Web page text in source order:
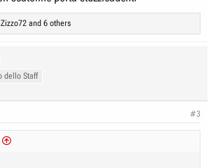
Zizzo72 and 6 others
dello Staff
#3